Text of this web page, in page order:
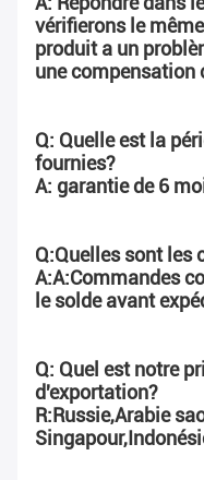
vérifierons le
produit a un
une compensation
Q: Quelle est la
fournies?
A: garantie de 6
Q:Quelles sont les
A:A:Commandes
le solde avant
Q: Quel est notre
d'exportation?
R:Russie,Arabie